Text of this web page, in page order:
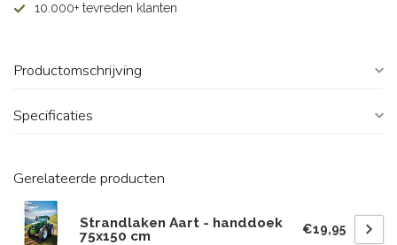
10.000+ tevreden klanten
Productomschrijving
Specificaties
Gerelateerde producten
Strandlaken Aart - handdoek
75x150 cm
€19,95